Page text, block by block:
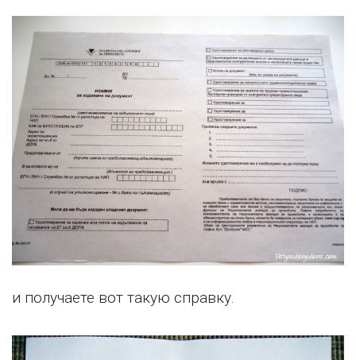
и получаете вот такую справку.